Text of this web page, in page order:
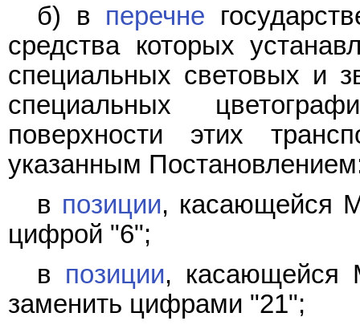
б) в перечне
средства которых
специальных световых и
специальных
поверхности этих
указанным
в позиции, касающейся
цифрой "6";
в позиции, касающейся
заменить цифрами "21";